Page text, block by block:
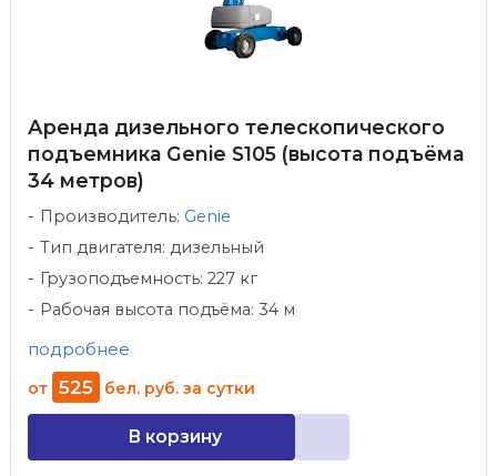
Аренда дизельного телескопического
подъемника Genie S105 (высота подъёма
34 метров)
Производитель: Genie
Тип двигателя: дизельный
Грузоподъемность: 227 кг
Рабочая высота подъёма: 34 м
подробнее
от 525 бел. руб. за сутки
В корзину